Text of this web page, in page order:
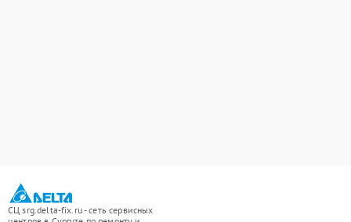
СЦ srg.delta-fix.ru - сеть сервисных